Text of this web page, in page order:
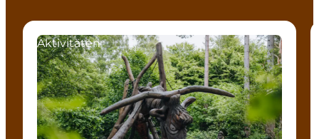
Aktivitäten